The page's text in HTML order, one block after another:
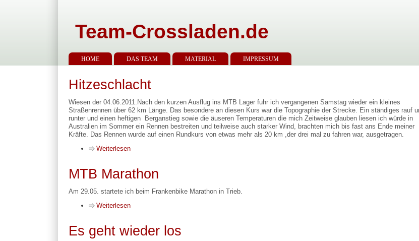
Team-Crossladen.de
HOME DAS TEAM MATERIAL IMPRESSUM
Hitzeschlacht
Wiesen der 04.06.2011.Nach den kurzen Ausflug ins MTB Lager fuhr ich vergangenen Samstag wieder ein kleines
Straßenrennen über 62 km Länge. Das besondere an diesen Kurs war die Topographie der Strecke. Ein ständiges rauf
runter und einen heftigen Berganstieg sowie die äuseren Temperaturen die mich Zeitweise glauben liesen ich würde in
Australien im Sommer ein Rennen bestreiten und teilweise auch starker Wind, brachten mich bis fast ans Ende meiner
Kräfte. Das Rennen wurde auf einen Rundkurs von etwas mehr als 20 km ,der drei mal zu fahren war, ausgetragen.
Weiterlesen
MTB Marathon
Am 29.05. startete ich beim Frankenbike Marathon in Trieb.
Weiterlesen
Es geht wieder los